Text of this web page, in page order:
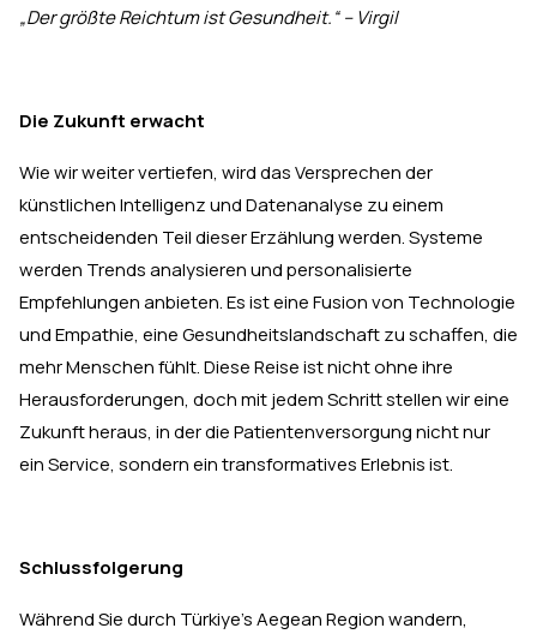
„Der größte Reichtum ist Gesundheit.“ – Virgil
Die Zukunft erwacht
Wie wir weiter vertiefen, wird das Versprechen der
künstlichen Intelligenz und Datenanalyse zu einem
entscheidenden Teil dieser Erzählung werden. Systeme
werden Trends analysieren und personalisierte
Empfehlungen anbieten. Es ist eine Fusion von Technologie
und Empathie, eine Gesundheitslandschaft zu schaffen, die
mehr Menschen fühlt. Diese Reise ist nicht ohne ihre
Herausforderungen, doch mit jedem Schritt stellen wir eine
Zukunft heraus, in der die Patientenversorgung nicht nur
ein Service, sondern ein transformatives Erlebnis ist.
Schlussfolgerung
Während Sie durch Türkiye's Aegean Region wandern,